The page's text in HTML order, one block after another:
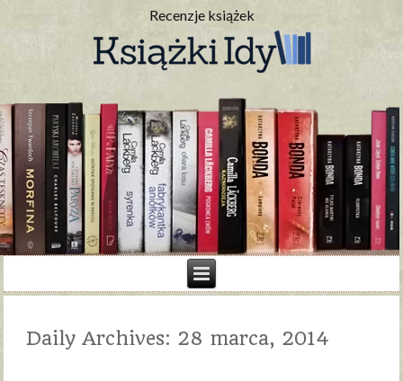
Recenzje książek
Daily Archives: 28 marca, 2014